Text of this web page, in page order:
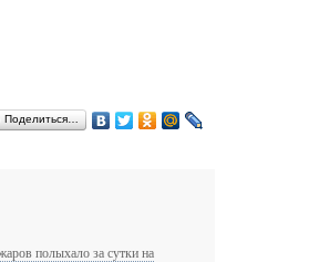
Поделиться…
полыхало за сутки на